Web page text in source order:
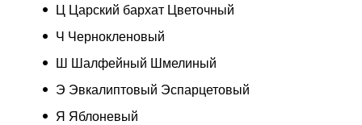
Ц Царский бархат Цветочный
Ч Чернокленовый
Ш Шалфейный Шмелиный
Э Эвкалиптовый Эспарцетовый
Я Яблоневый